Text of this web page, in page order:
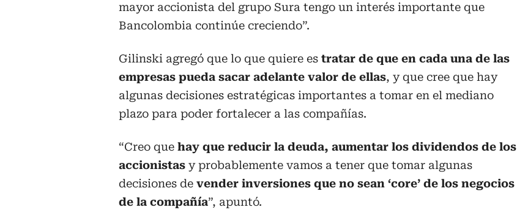
mayor accionista del grupo Sura tengo un interés importante que
Bancolombia continúe creciendo”.
Gilinski agregó que lo que quiere es tratar de que en cada una de las
empresas pueda sacar adelante valor de ellas, y que cree que hay
algunas decisiones estratégicas importantes a tomar en el mediano
plazo para poder fortalecer a las compañías.
“Creo que hay que reducir la deuda, aumentar los dividendos de los
accionistas y probablemente vamos a tener que tomar algunas
decisiones de vender inversiones que no sean ‘core’ de los negocios
de la compañía”, apuntó.